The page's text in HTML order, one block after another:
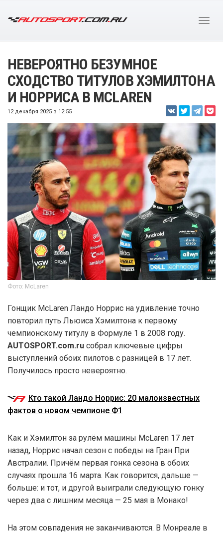
НЕВЕРОЯТНО БЕЗУМНОЕ
СХОДСТВО ТИТУЛОВ ХЭМИЛТОНА
И НОРРИСА В MCLAREN
12 декабря 2025 в 12:55
Фото: McLaren
Гонщик McLaren Ландо Норрис на удивление точно
повторил путь Льюиса Хэмилтона к первому
чемпионскому титулу в Формуле 1 в 2008 году.
AUTOSPORT.com.ru собрал ключевые цифры
выступлений обоих пилотов с разницей в 17 лет.
Получилось просто невероятно.
Кто такой Ландо Норрис: 20 малоизвестных
фактов о новом чемпионе Ф1
Как и Хэмилтон за рулём машины McLaren 17 лет
назад, Норрис начал сезон с победы на Гран При
Австралии. Причём первая гонка сезона в обоих
случаях прошла 16 марта. Как говорится, дальше —
больше: и тот, и другой выиграли следующую гонку
через два с лишним месяца — 25 мая в Монако!
На этом совпадения не заканчиваются. В Монреале в